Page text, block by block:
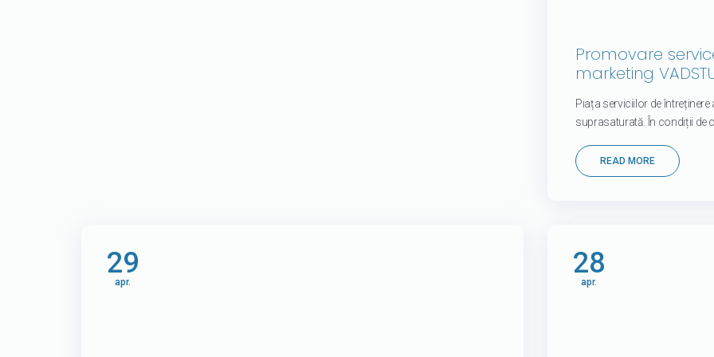
Promovare
marketing
Piața serviciilor de
suprasaturată. În condiții de
READ MORE
29
apr.
28
apr.